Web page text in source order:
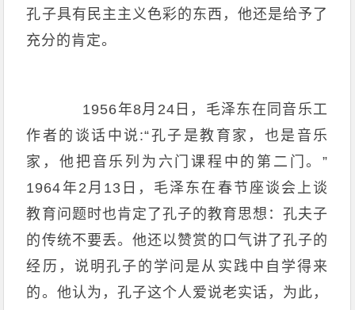
孔子具有民主主义色彩的东西，他还是给予了
充分的肯定。
1956年8月24日，毛泽东在同音乐工
作者的谈话中说:“孔子是教育家，也是音乐
家，他把音乐列为六门课程中的第二门。”
1964年2月13日，毛泽东在春节座谈会上谈
教育问题时也肯定了孔子的教育思想：孔夫子
的传统不要丢。他还以赞赏的口气讲了孔子的
经历，说明孔子的学问是从实践中自学得来
的。他认为，孔子这个人爱说老实话，为此，